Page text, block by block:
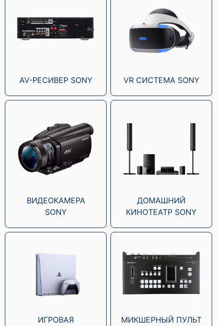
AV-РЕСИВЕР SONY VR СИСТЕМА SONY
ВИДЕОКАМЕРА
SONY
ДОМАШНИЙ
КИНОТЕАТР SONY
ИГРОВАЯ
МИКШЕРНЫЙ ПУЛЬТ